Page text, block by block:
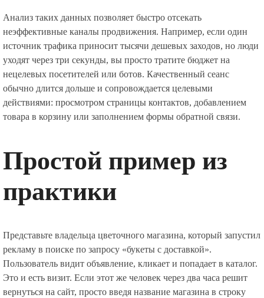
Анализ таких данных позволяет быстро отсекать
неэффективные каналы продвижения. Например, если один
источник трафика приносит тысячи дешевых заходов, но люди
уходят через три секунды, вы просто тратите бюджет на
нецелевых посетителей или ботов. Качественный сеанс
обычно длится дольше и сопровождается целевыми
действиями: просмотром страницы контактов, добавлением
товара в корзину или заполнением формы обратной связи.
Простой пример из
практики
Представьте владельца цветочного магазина, который запустил
рекламу в поиске по запросу «букеты с доставкой».
Пользователь видит объявление, кликает и попадает в каталог.
Это и есть визит. Если этот же человек через два часа решит
вернуться на сайт, просто введя название магазина в строку